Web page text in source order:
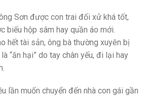
Sơn được con trai đối xử khá tốt,
biếu hộp sâm hay quần áo mới.
hết tài sản, ông bà thường xuyên bị
“ăn hại” do tay chân yếu, đi lại hay
lần muốn chuyển đến nhà con gái gần